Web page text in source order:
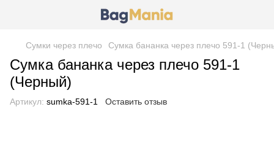
Сумки через плечо Сумка бананка через плечо 591-1
Сумка бананка через плечо 591-1
(Черный)
Артикул: sumka-591-1 Оставить отзыв